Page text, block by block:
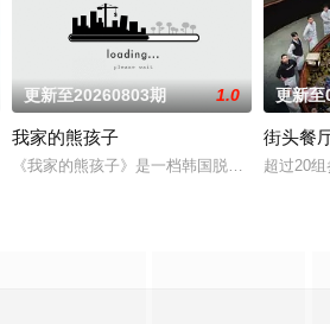
自日本各地的暴走族与不良男女齐聚新学校
更新至20260803期 1.0
我家的熊孩子
《我家的熊孩子》是一档韩国脱口秀节目。
更新至
街头餐
超过20